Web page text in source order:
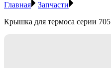
Главная
Запчасти
Крышка для термоса серии 705